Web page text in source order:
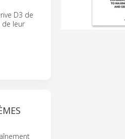
D3 de
leur